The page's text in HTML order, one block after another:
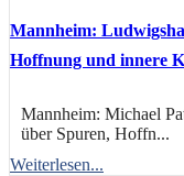
Mannheim:
Hoffnung und innere
Mannheim: Michael
über Spuren, Hoffn...
Weiterlesen...